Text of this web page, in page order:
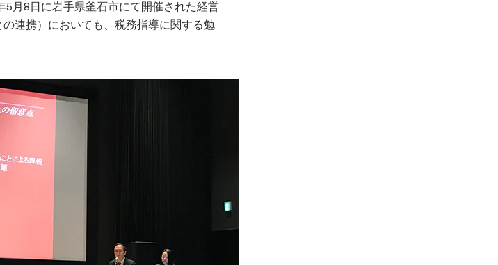
月8日に岩手県釜石市にて開催された経営
連携）においても、税務指導に関する勉